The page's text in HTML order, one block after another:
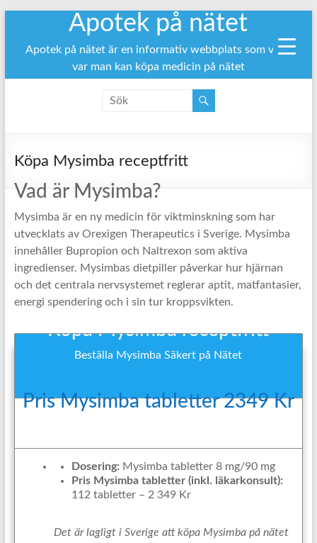
innehåll
Apotek på nätet
Apotek på nätet är en informativ webbplats som visar
var man kan köpa medicin på nätet
Köpa Mysimba receptfritt
Vad är Mysimba?
Mysimba är en ny medicin för viktminskning som har
utvecklats av Orexigen Therapeutics i Sverige. Mysimba
innehåller Bupropion och Naltrexon som aktiva
ingredienser. Mysimbas dietpiller påverkar hur hjärnan
och det centrala nervsystemet reglerar aptit, matfantasier,
energi spendering och i sin tur kroppsvikten.
Köpa Mysimba receptfritt
Beställa Mysimba Säkert på Nätet
Pris Mysimba tabletter 2349 Kr
Dosering: Mysimba tabletter 8 mg/90 mg
Pris Mysimba tabletter (inkl. läkarkonsult):
112 tabletter – 2 349 Kr
Det är lagligt i Sverige att köpa Mysimba på nätet